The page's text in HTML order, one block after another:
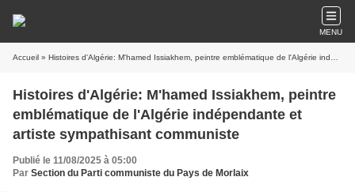
MENU
Accueil » Histoires d'Algérie: M'hamed Issiakhem, peintre emblématique de l'Algérie indépendante et artiste sympathisant communiste
Histoires d'Algérie: M'hamed Issiakhem, peintre
emblématique de l'Algérie indépendante et
artiste sympathisant communiste
Publié le 11/08/2025 à 05:00
Par Section du Parti communiste du Pays de Morlaix